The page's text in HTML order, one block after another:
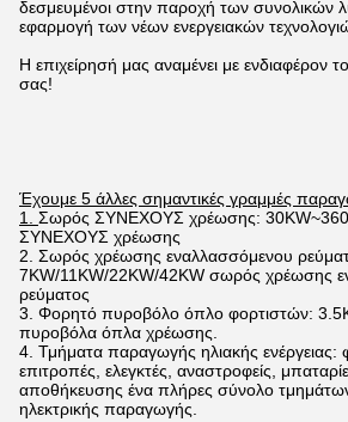
δεσμευμένοι στην παροχή των συνολικών
εφαρμογή των νέων ενεργειακών
Η επιχείρησή μας αναμένει με ενδιαφέρον
σας!
Έχουμε 5 άλλες σημαντικές γραμμές
1. Σωρός ΣΥΝΕΧΟΥΣ χρέωσης:
ΣΥΝΕΧΟΥΣ χρέωσης
2. Σωρός χρέωσης εναλλασσόμενου
7KW/11KW/22KW/42KW σωρός χρέωσης
ρεύματος
3. Φορητό πυροβόλο όπλο φορτιστών:
πυροβόλα όπλα χρέωσης.
4. Τμήματα παραγωγής ηλιακής ενέργειας:
επιτροπές, ελεγκτές, αναστροφείς,
αποθήκευσης ένα πλήρες σύνολο
ηλεκτρικής παραγωγής.